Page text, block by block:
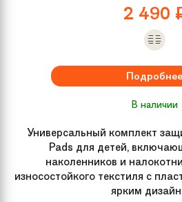
2 490
Подробнее
В наличии
Универсальный комплект
Pads для детей,
наколенников и
износостойкого текстиля с
ярким